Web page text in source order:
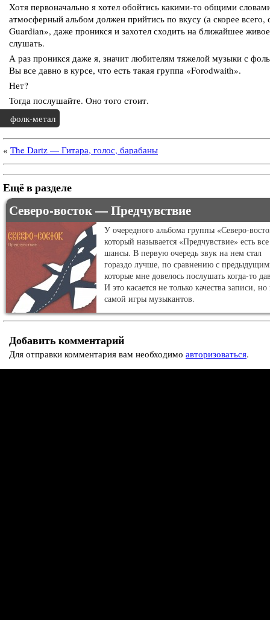
Хотя первоначально я хотел обойтись какими-то общими
атмосферный альбом должен прийтись по вкусу (а скорее
Guardian», даже проникся и захотел сходить на ближайшее
слушать.
А раз проникся даже я, значит любителям тяжелой музыки с
Вы все давно в курсе, что есть такая группа «Forodwaith».
Нет?
Тогда послушайте. Оно того стоит.
фолк-метал
« The Dartz — Гитара, голос, барабаны
Ещё в разделе
Северо-восток — Предчувствие
У очередного альбома группы «Северо-
который называется «Предчувствие» есть все
шансы. В первую очередь звук на нем стал
гораздо лучше, по сравнению с
которые мне довелось послушать когда-то
И это касается не только качества записи, но
самой игры музыкантов.
Добавить комментарий
Для отправки комментария вам необходимо авторизоваться.